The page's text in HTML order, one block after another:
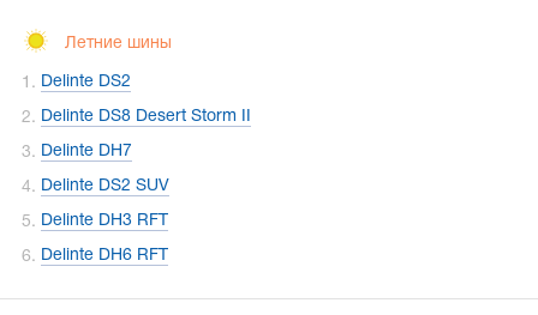
Летние шины
Delinte DS2
Delinte DS8 Desert Storm II
Delinte DH7
Delinte DS2 SUV
Delinte DH3 RFT
Delinte DH6 RFT